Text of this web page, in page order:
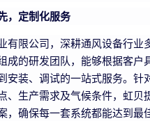
，定制化服务
有限公司，深耕通风设备行业
成的研发团队，能够根据客户
安装、调试的一站式服务。针
、生产需求及气候条件，虹贝
，确保每一套系统都能达到最